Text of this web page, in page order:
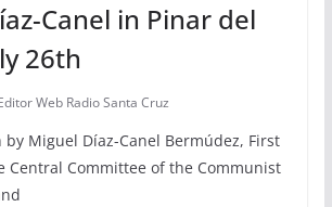
Canel in Pinar del
26th
Web Radio Santa Cruz
Miguel Díaz-Canel Bermúdez, First
Central Committee of the Communist